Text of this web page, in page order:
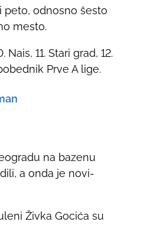
peto, odnosno šesto
mesto.
11. Stari grad, 12.
Prve A lige.
na bazenu
a onda je novi-
Živka Gocića su